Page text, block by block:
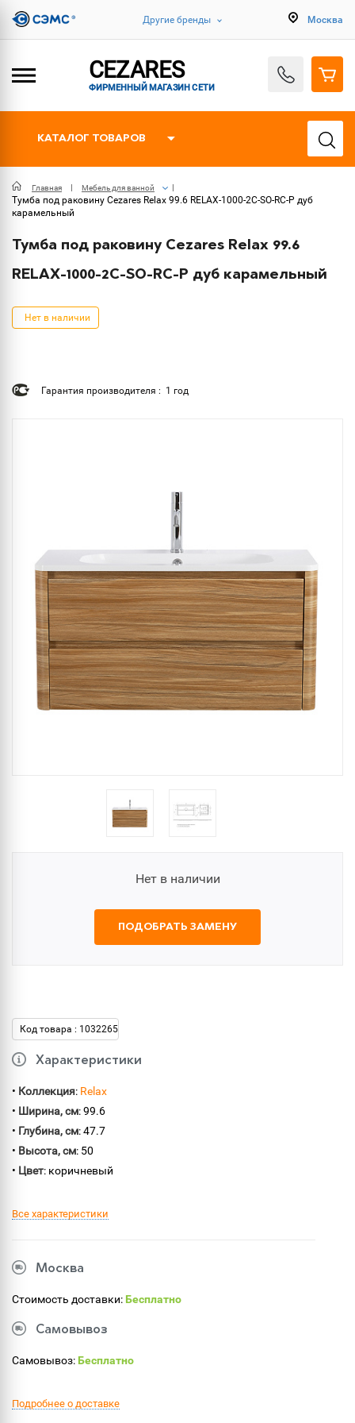
Другие бренды Москва
CEZARES
ФИРМЕННЫЙ МАГАЗИН СЕТИ
КАТАЛОГ ТОВАРОВ
Главная Мебель для ванной
Тумба под раковину Cezares Relax 99.6 RELAX-1000-2C-SO-RC-P дуб
карамельный
Тумба под раковину Cezares Relax 99.6
RELAX-1000-2C-SO-RC-P дуб карамельный
Нет в наличии
Гарантия производителя : 1 год
Нет в наличии
ПОДОБРАТЬ ЗАМЕНУ
Код товара : 1032265
Характеристики
• Коллекция: Relax
• Ширина, см: 99.6
• Глубина, см: 47.7
• Высота, см: 50
• Цвет: коричневый
Все характеристики
Москва
Стоимость доставки:Бесплатно
Самовывоз
Самовывоз:Бесплатно
Подробнее о доставке